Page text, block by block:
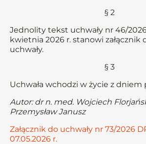
§ 2
Jednolity tekst uchwały nr 46/
kwietnia 2026 r. stanowi załącznik
uchwały.
§ 3
Uchwała wchodzi w życie z dniem
Autor: dr n. med. Wojciech
Przemysław Janusz
Załącznik do uchwały nr 73/2026
07.05.2026 r.